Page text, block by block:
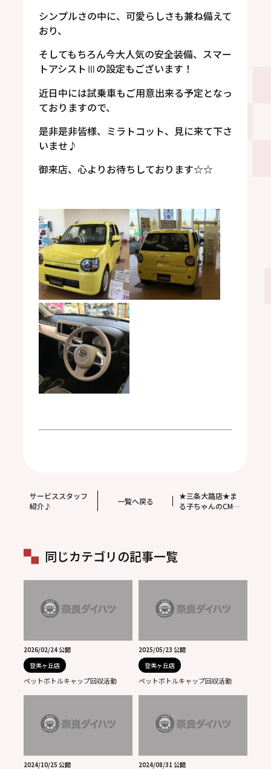
シンプルさの中に、可愛らしさも兼ね備えて
おり、
そしてもちろん今大人気の安全装備、スマー
トアシストⅢの設定もございます！
近日中には試乗車もご用意出来る予定となっ
ておりますので、
是非是非皆様、ミラトコット、見に来て下さ
いませ♪
御来店、心よりお待ちしております☆☆
サービススタッフ
紹介♪
一覧へ戻る
★三条大路店★ま
る子ちゃんのCMご
同じカテゴリの記事一覧
2026/02/24 公開
登美ヶ丘店
ペットボトルキャップ回収活動
2025/05/23 公開
登美ヶ丘店
ペットボトルキャップ回収活動
2024/10/25 公開 2024/08/31 公開